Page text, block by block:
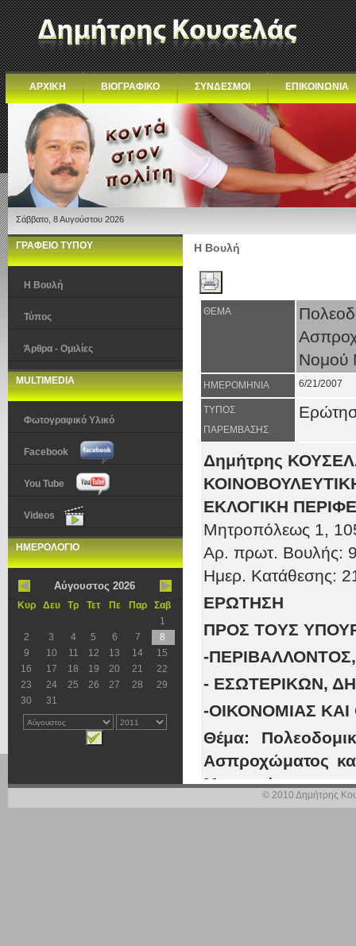
ΑΡΧΙΚΗ ΒΙΟΓΡΑΦΙΚΟ ΣΥΝΔΕΣΜΟΙ ΕΠΙΚΟΙΝΩΝΙΑ
Σάββατο, 8 Αυγούστου 2026
ΓΡΑΦΕΙΟ ΤΥΠΟΥ
Η Βουλή
Τύπος
Άρθρα - Ομιλίες
MULTIMEDIA
Φωτογραφικό Υλικό
Facebook
You Tube
Videos
ΗΜΕΡΟΛΟΓΙΟ
Αύγουστος 2026
Κυρ Δευ Τρ Τετ Πε Παρ
Σαβ
1
2
3 4 5 6 7
8
9
10 11 12 13 14
15
16
17 18 19 20 21
22
23
24 25 26 27 28
29
30
31
Η Βουλή
ΘΕΜΑ
Νομού
ΗΜΕΡΟΜΗΝΙΑ 6/21/2007
ΤΥΠΟΣ
ΠΑΡΕΜΒΑΣΗΣ
Δημήτρης
ΕΚΛΟΓΙΚΗ
Μητροπόλεως 1,
Αρ. πρωτ. Βουλής:
Ημερ. Κατάθεσης:
ΕΡΩΤΗΣΗ
ΠΡΟΣ ΤOΥΣ
-
- ΕΣΩΤΕΡΙΚΩΝ,
-ΟΙΚΟΝΟΜΙΑΣ
Θέμα:
Ασπροχώματος
Μεσσηνίας.
Το 1994
© 2010 Δημήτρης